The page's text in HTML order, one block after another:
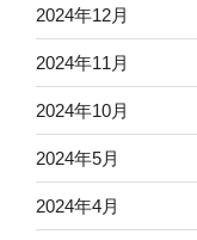
2024年12月
2024年11月
2024年10月
2024年5月
2024年4月